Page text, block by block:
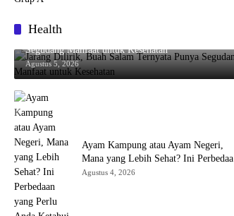
Health
Jarang Dilirik, Buah Salam Ternyata Punya
Segudang Manfaat untuk Kesehatan
Agustus 5, 2026
Ayam Kampung atau Ayam Negeri,
Mana yang Lebih Sehat? Ini Perbedaan
yang Perlu Anda Ketahui
Agustus 4, 2026